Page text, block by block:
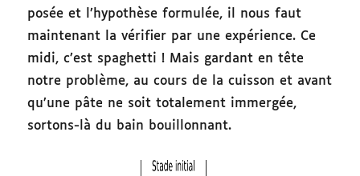
posée et l’hypothèse formulée, il nous faut
maintenant la vérifier par une expérience. Ce
midi, c’est spaghetti ! Mais gardant en tête
notre problème, au cours de la cuisson et avant
qu’une pâte ne soit totalement immergée,
sortons-là du bain bouillonnant.